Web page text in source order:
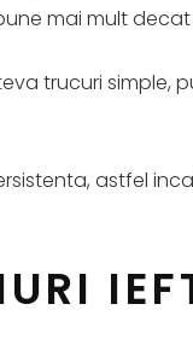
mai mult
trucuri
astfel